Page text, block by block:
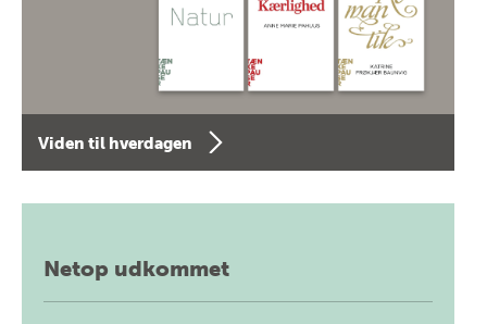
Viden til hverdagen
Netop udkommet